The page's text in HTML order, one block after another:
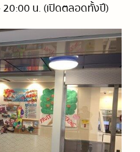
น. (เปิดตลอดทั้งปี)